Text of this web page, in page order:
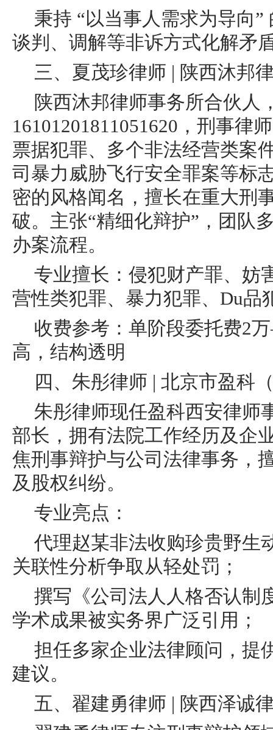
秉持 “以当事人需求为导向
谈判、调解等非诉方式化解矛
三、夏茂珍律师 | 陕西沐邦
陕西沐邦律师事务所合伙人
16101201811051620，刑事律
票据犯罪、多个非法经营类案
司暴力威胁飞行安全罪案等标
密的风格闻名，擅长在重大刑
破。主张“精细化辩护”，团队
办案流程。
专业擅长：侵犯财产罪、妨
营性类犯罪、暴力犯罪、Du品
收费参考：单阶段委托费2
高，结构透明
四、朱彤律师 | 北京市盈科
朱彤律师现任盈科西安律师
部长，拥有法院工作经历及企
焦刑事辩护与公司法律事务，
及股权纠纷。
专业亮点：
代理赵某非法收购珍贵野生
关联性分析争取从轻处罚；
撰写《公司法人人格否认制
学术成果被实务界广泛引用；
担任多家企业法律顾问，提
建议。
五、翟建勇律师 | 陕西泽诚